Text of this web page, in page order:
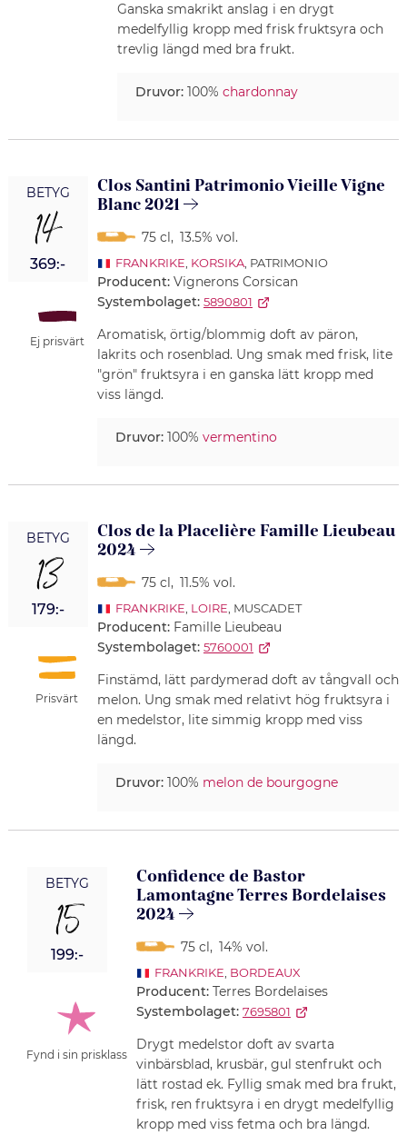
Ganska smakrikt anslag i en drygt
medelfyllig kropp med frisk fruktsyra och
trevlig längd med bra frukt.
Druvor:100% chardonnay
BETYG
14
369:-
Ej prisvärt
Clos Santini Patrimonio Vieille Vigne
Blanc 2021
75 cl, 13.5% vol.
FRANKRIKE, KORSIKA, PATRIMONIO
Producent: Vignerons Corsican
Systembolaget: 5890801
Aromatisk, örtig/blommig doft av päron,
lakrits och rosenblad. Ung smak med frisk, lite
"grön" fruktsyra i en ganska lätt kropp med
viss längd.
Druvor:100% vermentino
BETYG
13
179:-
Prisvärt
Clos de la Placelière Famille Lieubeau
2024
75 cl, 11.5% vol.
FRANKRIKE, LOIRE, MUSCADET
Producent: Famille Lieubeau
Systembolaget: 5760001
Finstämd, lätt pardymerad doft av tångvall och
melon. Ung smak med relativt hög fruktsyra i
en medelstor, lite simmig kropp med viss
längd.
Druvor:100% melon de bourgogne
BETYG
15
199:-
Fynd i sin prisklass
Confidence de Bastor
Lamontagne Terres Bordelaises
2024
75 cl, 14% vol.
FRANKRIKE, BORDEAUX
Producent: Terres Bordelaises
Systembolaget: 7695801
Drygt medelstor doft av svarta
vinbärsblad, krusbär, gul stenfrukt och
lätt rostad ek. Fyllig smak med bra frukt,
frisk, ren fruktsyra i en drygt medelfyllig
kropp med viss fetma och bra längd.